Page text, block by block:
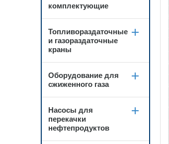
комплектующие
Топливораздаточные
и газораздаточные
краны
Оборудование для
сжиженного газа
Насосы для
перекачки
нефтепродуктов